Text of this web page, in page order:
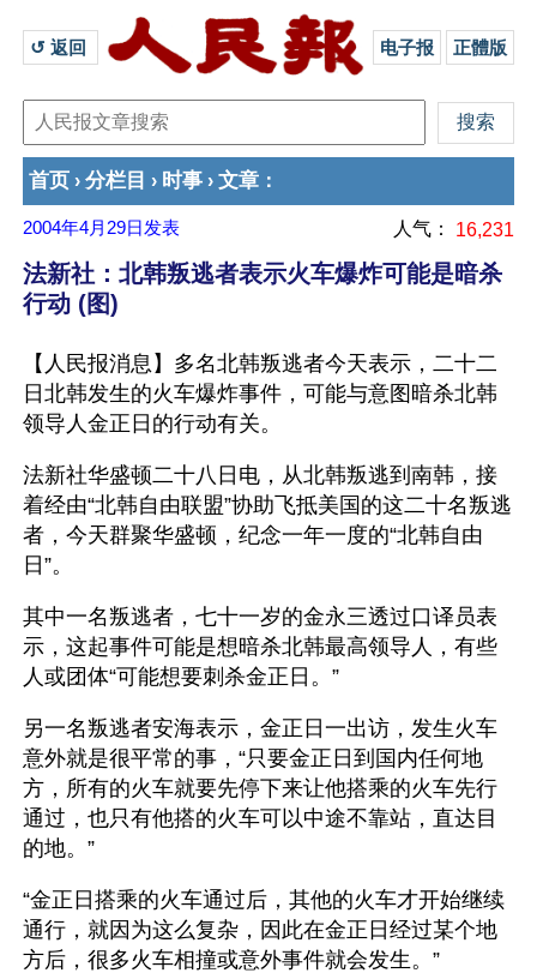
↺ 返回 电子报 正體版
首页 › 分栏目 › 时事 › 文章 ：
2004年4月29日 发表 人气： 16,231
法新社：北韩叛逃者表示火车爆炸可能是暗杀
行动 (图)
【人民报消息】多名北韩叛逃者今天表示，二十二
日北韩发生的火车爆炸事件，可能与意图暗杀北韩
领导人金正日的行动有关。
法新社华盛顿二十八日电，从北韩叛逃到南韩，接
着经由“北韩自由联盟”协助飞抵美国的这二十名叛逃
者，今天群聚华盛顿，纪念一年一度的“北韩自由
日”。
其中一名叛逃者，七十一岁的金永三透过口译员表
示，这起事件可能是想暗杀北韩最高领导人，有些
人或团体“可能想要刺杀金正日。”
另一名叛逃者安海表示，金正日一出访，发生火车
意外就是很平常的事，“只要金正日到国内任何地
方，所有的火车就要先停下来让他搭乘的火车先行
通过，也只有他搭的火车可以中途不靠站，直达目
的地。”
“金正日搭乘的火车通过后，其他的火车才开始继续
通行，就因为这么复杂，因此在金正日经过某个地
方后，很多火车相撞或意外事件就会发生。”